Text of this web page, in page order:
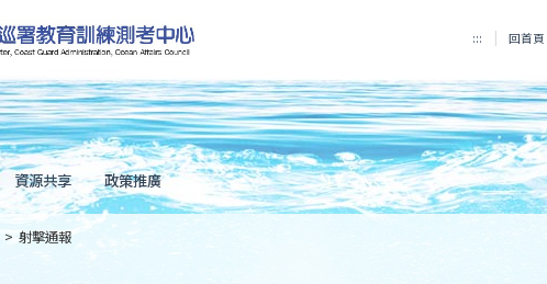
::: 回首頁
資源共享 政策推廣
> 射擊通報